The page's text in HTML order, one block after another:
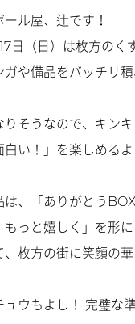
ル屋、辻です！
日（日）
は枚方のく
や備品をバッチリ積
そうなので、
キン
い！」を楽しめる
、「ありがとうBOX
もっと嬉しく」を形
枚方の街に笑顔の
ュウもよし！ 完璧な